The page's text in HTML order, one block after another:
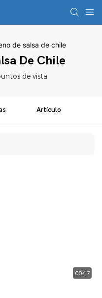
de salsa de chile
De Chile
de vista
Artículo
00:47